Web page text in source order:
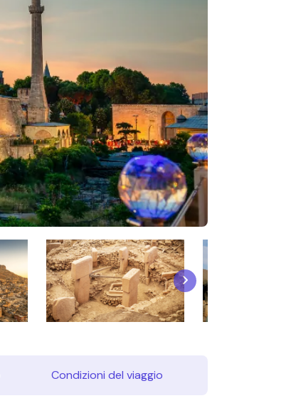
Condizioni del viaggio